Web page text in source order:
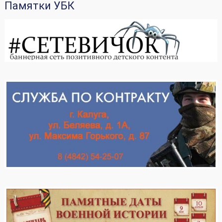
одного года до двух лет или пожизненным лишением
Ст. 206 Захват заложника - Пожизненное лишение
свободы
Ст. 207 Заведомо ложное сообщение об акте
экстремистской деятельности - Лишение свободы на
срок до пяти лет с лишением права занимать
определенные должности или заниматься
определенной деятельностью на срок до трех лет
Ст. 280.1 Публичные призывы к осуществлению
действий, направленных на нарушение территориальной
целостности РФ - лишение свободы на срок о пяти лет
с лишением права занимать определенные должности
Ст. 282. Возбуждение ненависти либо вражды, а равно
унижение человеческого достоинства - Лишение
свободы на срок до шести лет.
Памятки УБК